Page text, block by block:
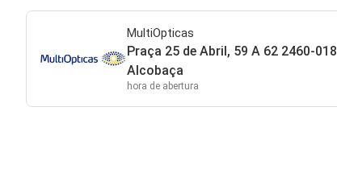
MultiOpticas
Praça 25 de Abril, 59 A 62 2460-018
Alcobaça
hora de abertura